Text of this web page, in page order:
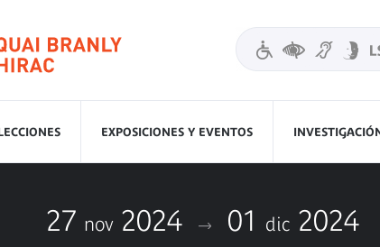
EXPOSICIONES Y EVENTOS
27 nov 2024 01 dic 2024